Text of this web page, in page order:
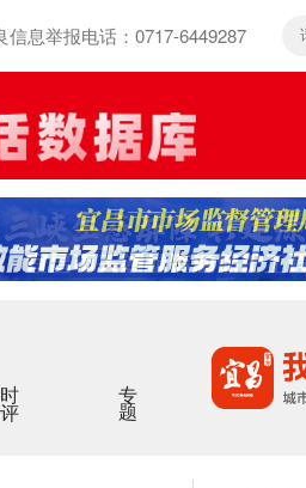
信息举报电话：0717-6449287
时评 专题